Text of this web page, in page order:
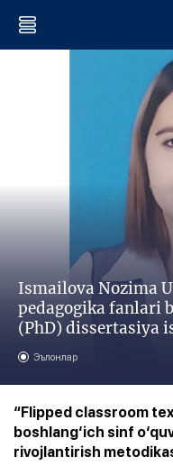
Ismailova Nozima
pedagogika fanlari
(PhD) dissertasiya
Эълонлар
“Flipped classroom
boshlang‘ich sinf
rivojlantirish